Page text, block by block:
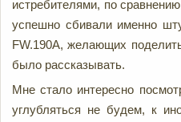
истребителями, по
успешно сбивали именно
FW.190A, желающих
было рассказывать.
Мне стало интересно
углубляться не будем, к